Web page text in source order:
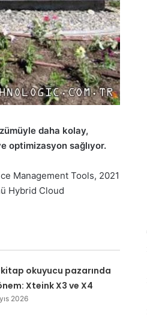
daha kolay,
optimizasyon sağlıyor.
Management Tools, 2021
Hybrid Cloud
okuyucu pazarında
Xteink X3 ve X4
2026